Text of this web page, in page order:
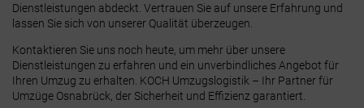
Dienstleistungen abdeckt. Vertrauen Sie auf unsere Erfahrung und
lassen Sie sich von unserer Qualität überzeugen.
Kontaktieren Sie uns noch heute, um mehr über unsere
Dienstleistungen zu erfahren und ein unverbindliches Angebot für
Ihren Umzug zu erhalten. KOCH Umzugslogistik – Ihr Partner für
Umzüge Osnabrück, der Sicherheit und Effizienz garantiert.